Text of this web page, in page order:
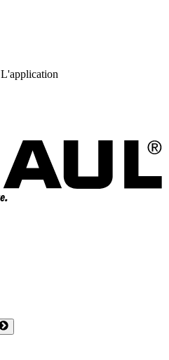
L'application